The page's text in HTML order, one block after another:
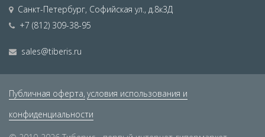
Санкт-Петербург, Софийская ул., д.8к3Д
+7 (812) 309-38-95
sales@tiberis.ru
Публичная оферта, условия использования и
конфиденциальности